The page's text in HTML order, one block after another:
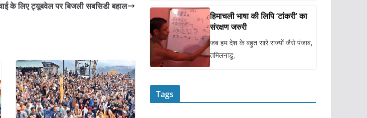
के लिए ट्यूबवेल पर बिजली सबसिडी बहाल
हिमाचली भाषा की लिपि ‘टांकरी’ का
संरक्षण जरुरी
जब हम देश के बहुत सारे राज्यों जैसे पंजाब,
तमिलनाडु,
Tags